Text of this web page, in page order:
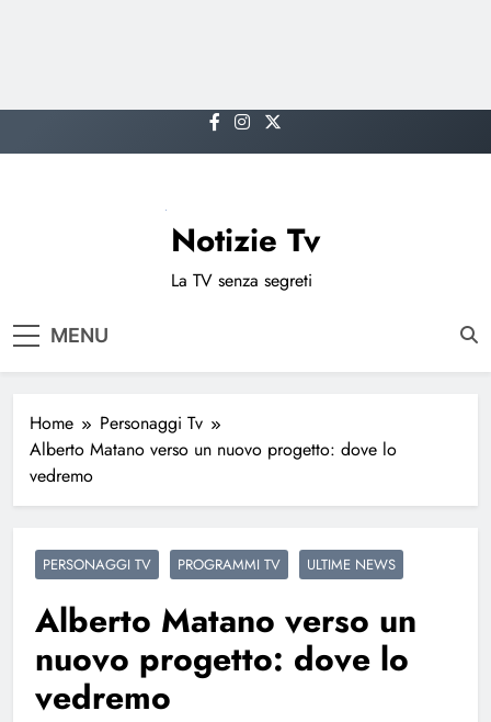
to
Notizie Tv
La TV senza segreti
MENU
Home
Personaggi Tv
Alberto Matano verso un nuovo progetto: dove lo
vedremo
PERSONAGGI TV PROGRAMMI TV ULTIME NEWS
Alberto Matano verso un
nuovo progetto: dove lo
vedremo